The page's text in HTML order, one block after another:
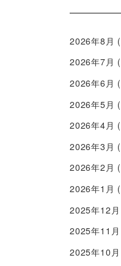
2026年8月
2026年7月
2026年6月
2026年5月
2026年4月
2026年3月
2026年2月
2026年1月
2025年12月
2025年11月
2025年10月